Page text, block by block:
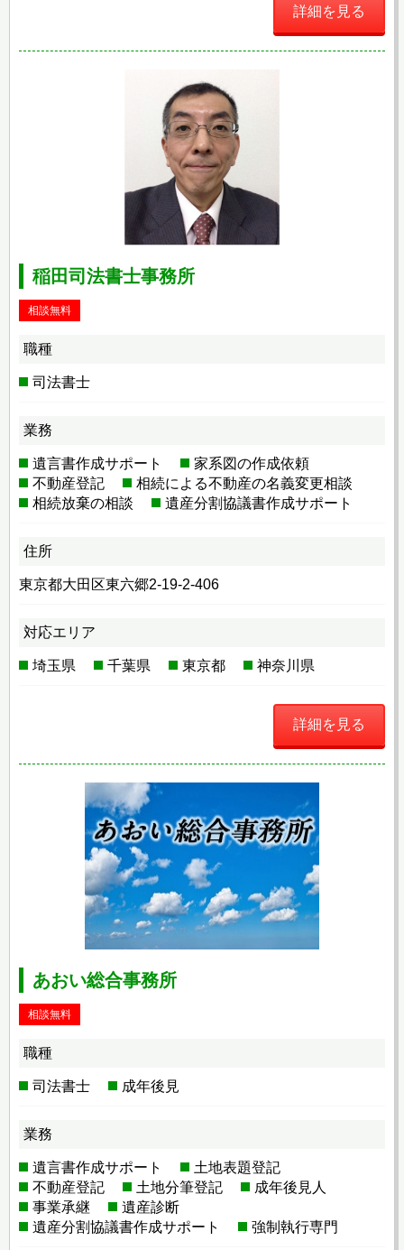
詳細を見る
稲田司法書士事務所
相談無料
職種
司法書士
業務
遺言書作成サポート
家系図の作成依頼
不動産登記
相続による不動産の名義変更相談
相続放棄の相談
遺産分割協議書作成サポート
住所
東京都大田区東六郷2-19-2-406
対応エリア
埼玉県 千葉県 東京都 神奈川県
詳細を見る
あおい総合事務所
相談無料
職種
司法書士 成年後見
業務
遺言書作成サポート
土地表題登記
不動産登記
土地分筆登記
成年後見人
事業承継
遺産診断
遺産分割協議書作成サポート
強制執行専門